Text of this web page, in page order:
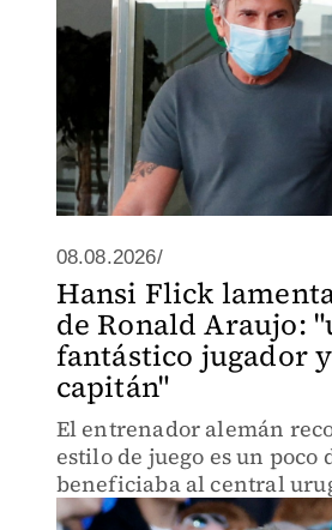
08.08.2026/
Hansi Flick
de Ronald Araujo:
fantástico jugador
capitán"
El entrenador alemán
estilo de juego es un
beneficiaba al central